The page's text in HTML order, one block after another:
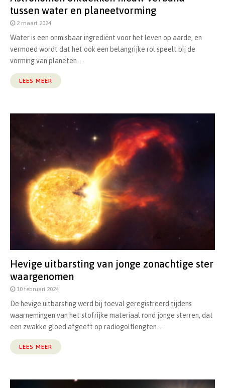
tussen water en planeetvorming
2 maart 2024
Water is een onmisbaar ingrediënt voor het leven op aarde, en
vermoed wordt dat het ook een belangrijke rol speelt bij de
vorming van planeten...
LEES MEER
Hevige uitbarsting van jonge zonachtige ster
waargenomen
10 februari 2024
De hevige uitbarsting werd bij toeval geregistreerd tijdens
waarnemingen van het stofrijke materiaal rond jonge sterren, dat
een zwakke gloed afgeeft op radiogolflengten....
LEES MEER